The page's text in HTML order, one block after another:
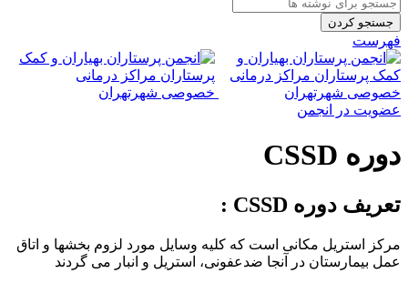
جستجو کردن
فهرست
عضویت در انجمن
دوره CSSD
تعریف دوره CSSD :
مرکز استریل مکانی است که کلیه وسایل مورد لزوم بخشها و اتاق
عمل بیمارستان در آنجا ضدعفونی، استریل و انبار می گردند